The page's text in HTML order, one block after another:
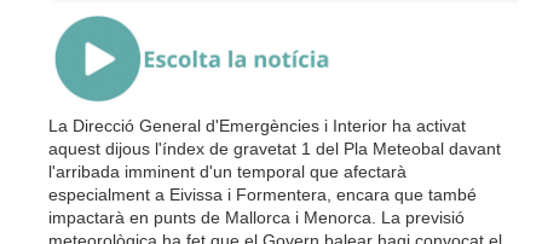
{Play}
La Direcció General d'Emergències i Interior ha activat
aquest dijous l'índex de gravetat 1 del Pla Meteobal davant
l'arribada imminent d'un temporal que afectarà
especialment a Eivissa i Formentera, encara que també
impactarà en punts de Mallorca i Menorca. La previsió